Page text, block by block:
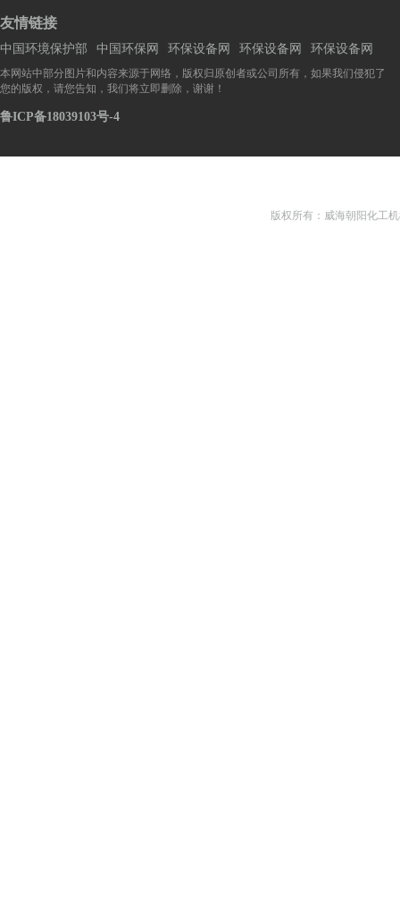
友情链接
中国环境保护部 中国环保网 环保设备网 环保设备网 环保设备网
本网站中部分图片和内容来源于网络，版权归原创者或公司所有，如果我们侵犯了
您的版权，请您告知，我们将立即删除，谢谢！
鲁ICP备18039103号-4
版权所有：威海朝阳化工